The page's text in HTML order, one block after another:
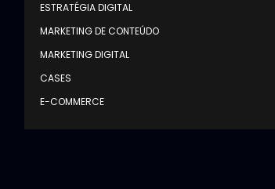
ESTRATÉGIA DIGITAL
MARKETING DE CONTEÚDO
MARKETING DIGITAL
CASES
E-COMMERCE